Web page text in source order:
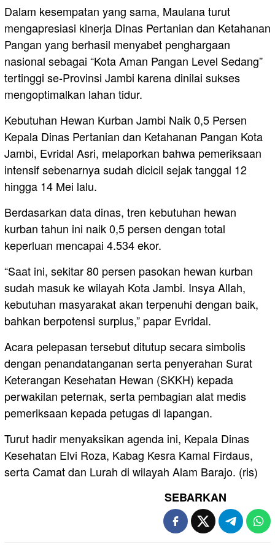
Dalam kesempatan yang sama, Maulana turut
mengapresiasi kinerja Dinas Pertanian dan Ketahanan
Pangan yang berhasil menyabet penghargaan
nasional sebagai “Kota Aman Pangan Level Sedang”
tertinggi se-Provinsi Jambi karena dinilai sukses
mengoptimalkan lahan tidur.
Kebutuhan Hewan Kurban Jambi Naik 0,5 Persen
Kepala Dinas Pertanian dan Ketahanan Pangan Kota
Jambi, Evridal Asri, melaporkan bahwa pemeriksaan
intensif sebenarnya sudah dicicil sejak tanggal 12
hingga 14 Mei lalu.
Berdasarkan data dinas, tren kebutuhan hewan
kurban tahun ini naik 0,5 persen dengan total
keperluan mencapai 4.534 ekor.
“Saat ini, sekitar 80 persen pasokan hewan kurban
sudah masuk ke wilayah Kota Jambi. Insya Allah,
kebutuhan masyarakat akan terpenuhi dengan baik,
bahkan berpotensi surplus,” papar Evridal.
Acara pelepasan tersebut ditutup secara simbolis
dengan penandatanganan serta penyerahan Surat
Keterangan Kesehatan Hewan (SKKH) kepada
perwakilan peternak, serta pembagian alat medis
pemeriksaan kepada petugas di lapangan.
Turut hadir menyaksikan agenda ini, Kepala Dinas
Kesehatan Elvi Roza, Kabag Kesra Kamal Firdaus,
serta Camat dan Lurah di wilayah Alam Barajo. (ris)
SEBARKAN